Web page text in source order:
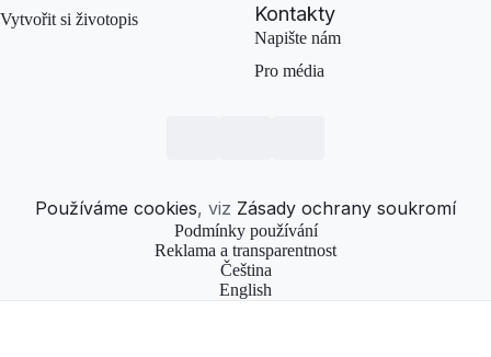
Vytvořit si životopis
Kontakty
Napište nám
Pro média
Používáme cookies, viz Zásady ochrany soukromí
Podmínky používání
Reklama a transparentnost
Čeština
English